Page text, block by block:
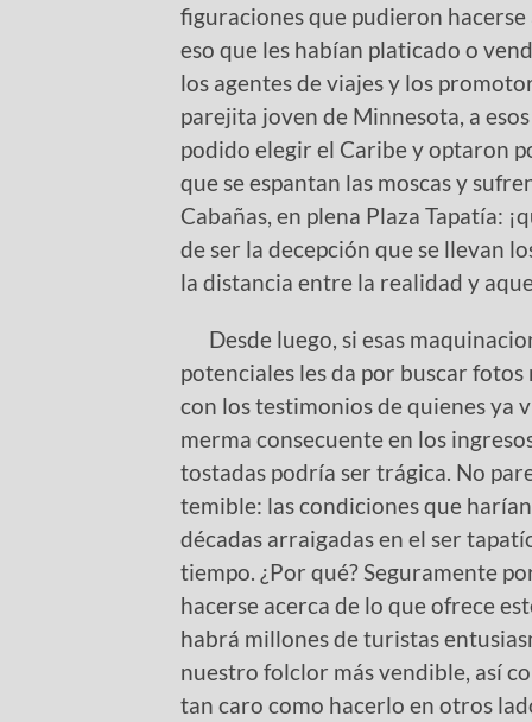
figuraciones que pudieron
eso que les habían platicado o
los agentes de viajes y los
parejita joven de Minnesota, a
podido elegir el Caribe y optaron
que se espantan las moscas y
Cabañas, en plena Plaza Tapatía:
de ser la decepción que se llevan
la distancia entre la realidad y
Desde luego, si esas
potenciales les da por buscar
con los testimonios de quienes
merma consecuente en los
tostadas podría ser trágica. No
temible: las condiciones que
décadas arraigadas en el ser
tiempo. ¿Por qué? Seguramente
hacerse acerca de lo que ofrece
habrá millones de turistas
nuestro folclor más vendible, así
tan caro como hacerlo en otros